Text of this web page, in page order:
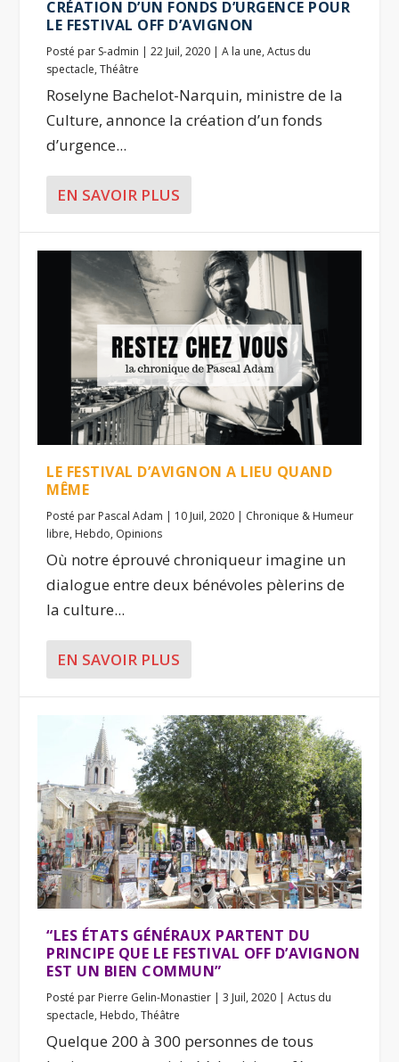
CRÉATION D’UN FONDS D’URGENCE POUR
LE FESTIVAL OFF D’AVIGNON
Posté par S-admin |22 Juil, 2020 |A la une,Actus du
spectacle,Théâtre
Roselyne Bachelot-Narquin, ministre de la
Culture, annonce la création d’un fonds
d’urgence...
EN SAVOIR PLUS
LE FESTIVAL D’AVIGNON A LIEU QUAND
MÊME
Posté par Pascal Adam | 10 Juil, 2020 | Chronique & Humeur
libre, Hebdo, Opinions
Où notre éprouvé chroniqueur imagine un
dialogue entre deux bénévoles pèlerins de
la culture...
EN SAVOIR PLUS
“LES ÉTATS GÉNÉRAUX PARTENT DU
PRINCIPE QUE LE FESTIVAL OFF D’AVIGNON
EST UN BIEN COMMUN”
Posté par Pierre Gelin-Monastier |3 Juil, 2020 |Actus du
spectacle, Hebdo,Théâtre
Quelque 200 à 300 personnes de tous